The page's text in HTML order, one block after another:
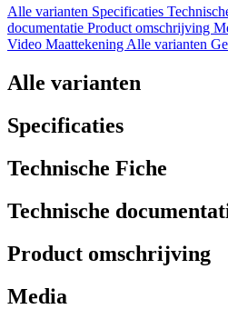
Alle varianten Specificaties
documentatie Product omschrijving
Video Maattekening Alle varianten
Alle varianten
Specificaties
Technische Fiche
Technische
Product omschrijving
Media